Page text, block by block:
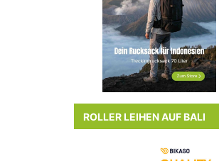
ROLLER LEIHEN AUF BALI